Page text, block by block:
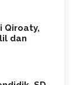
Qiroaty,
dan